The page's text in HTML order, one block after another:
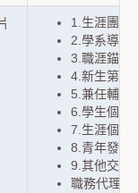
1.生涯團測
2.學系導師
3.職涯錨定
4.新生第1
5.兼任輔導
6.學生個別
7.生涯個案
8.青年發展
9.其他交辦
職務代理人